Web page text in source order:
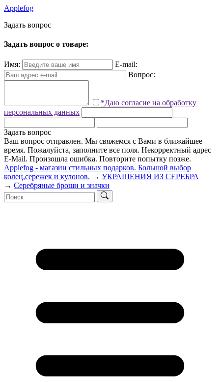
Applefog
Задать вопрос
Задать вопрос о товаре:
Имя:
E-mail:
Вопрос:
*Даю согласие на обработку
персональных данных
Задать вопрос
Ваш вопрос отправлен. Мы свяжемся с Вами в ближайшее
время. Пожалуйста, заполните все поля. Некорректный адрес
E-Mail. Произошла ошибка. Повторите попытку позже.
Applefog - магазин стильных подарков. Большой выбор
колец,сережек и кулонов. → УКРАШЕНИЯ ИЗ СЕРЕБРА
→ Серебряные броши и значки